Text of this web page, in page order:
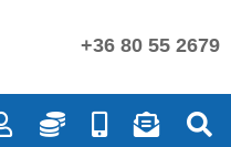
+36 80 55 2679